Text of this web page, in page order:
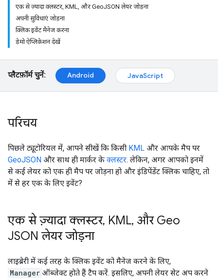
एक से ज़्यादा क्लस्टर, KML, और GeoJSON लेयर जोड़ना
अपनी सुविधाएं जोड़ना
क्लिक इवेंट मैनेज करना
डेमो ऐप्लिकेशन देखें
प्लैटफ़ॉर्म चुनें: Android JavaScript
परिचय
पिछले ट्यूटोरियल में, आपने सीखें कि किसी KML और आपके मैप पर
GeoJSON और साथ ही मार्कर के क्लस्टर. लेकिन, अगर आपको इनमें
से कई लेयर को एक ही मैप पर जोड़ना हो और इंडिपेंडेंट क्लिक चाहिए, तो
में से हर एक के लिए इवेंट?
एक से ज़्यादा क्लस्टर, KML, और Geo
JSON लेयर जोड़ना
लाइब्रेरी में कई तरह के क्लिक इवेंट को मैनेज करने के लिए,
Manager ऑब्जेक्ट होते हैं टैप करें. इसलिए, अपनी लेयर सेट अप करने